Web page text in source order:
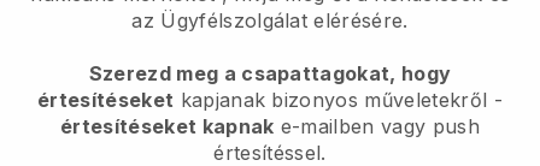
az Ügyfélszolgálat elérésére.
Szerezd meg a csapattagokat, hogy
értesítéseket kapjanak bizonyos műveletekről -
értesítéseket kapnak e-mailben vagy push
értesítéssel.